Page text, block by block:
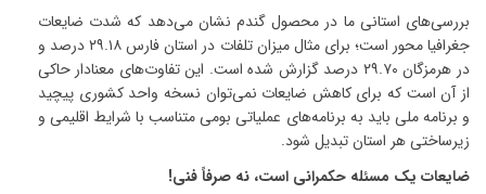
بررسی‌های استانی ما در محصول گندم نشان می‌دهد که شدت ضایعات
جغرافیا محور است؛ برای مثال میزان تلفات در استان فارس۲۹.۱۸درصد و
در هرمزگان ۲۹.۷۰ درصد گزارش شده است. این تفاوت‌های معنادار حاکی
از آن است که برای کاهش ضایعات نمی‌توان نسخه واحد کشوری پیچید
و برنامه ملی باید به برنامه‌های عملیاتی بومی متناسب با شرایط اقلیمی و
زیرساختی هر استان تبدیل شود.
ضایعات یک مسئله حکمرانی است، نه صرفاً فنی!